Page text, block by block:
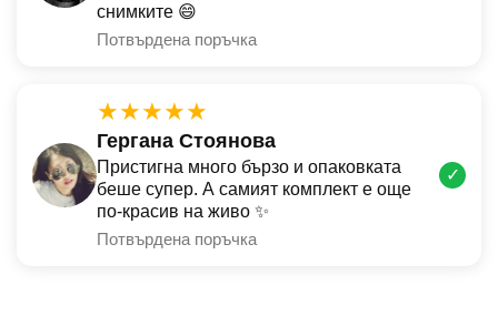
снимките 😄
Потвърдена поръчка
★★★★★
Гергана Стоянова
Пристигна много бързо и опаковката
беше супер. А самият комплект е още
по-красив на живо ✨
Потвърдена поръчка
✓